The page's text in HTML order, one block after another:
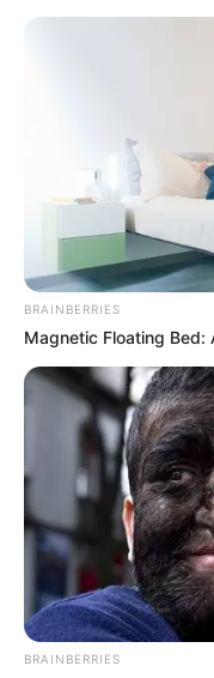
A főpolgármester
hol rivalizáltak,
mégis együtt
dolgot. Szerinte
példájaként
BRAINBERRIES
Magnetic Floating Bed:
BRAINBERRIES